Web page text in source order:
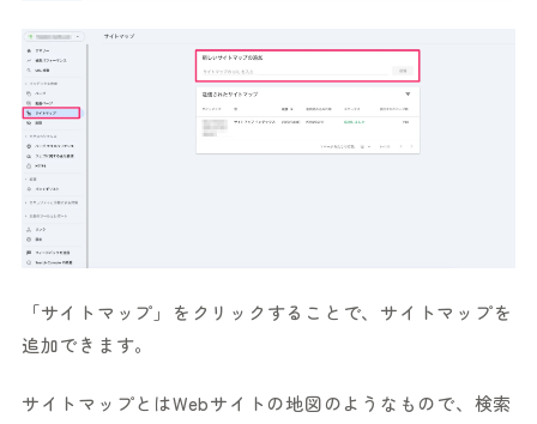
「サイトマップ」をクリックすることで、サイトマップを
追加できます。
サイトマップとはWebサイトの地図のようなもので、検索